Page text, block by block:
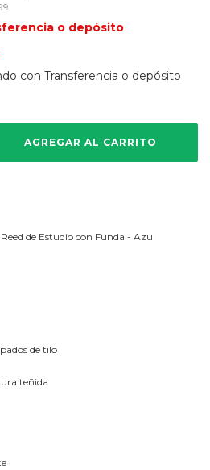
o depósito
con Transferencia o depósito
de Estudio con Funda - Azul
de tilo
teñida